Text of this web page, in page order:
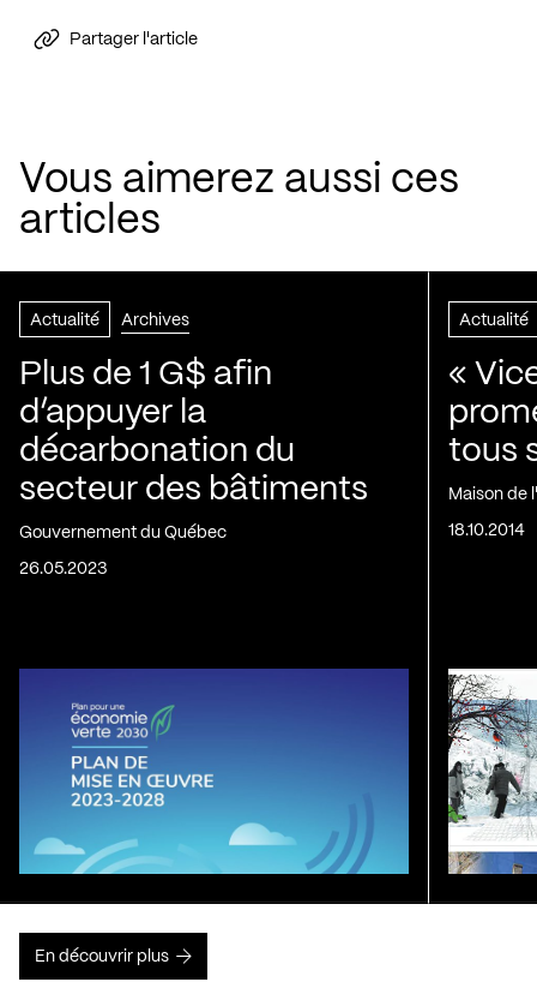
Partager l'article
Vous aimerez aussi ces
articles
Actualité Archives
Plus de 1 G$ afin
d’appuyer la
décarbonation du
secteur des bâtiments
Gouvernement du Québec
26.05.2023
Actualité
«
tous
Maison de
18.10.2014
En découvrir plus